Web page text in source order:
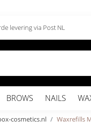
levering via Post NL
BROWS NAILS
cosmetics.nl Waxrefills